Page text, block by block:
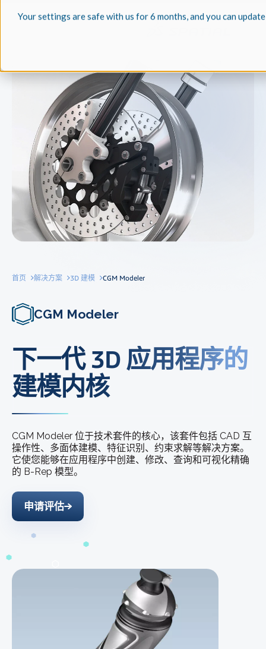
Your settings are safe with us for 6 months, and you can
首页 解决方案 3D 建模 CGM Modeler
CGM Modeler
下一代 3D 应用程序的
建模内核
CGM Modeler 位于技术套件的核心，该套件包括 CAD 互
操作性、多面体建模、特征识别、约束求解等解决方案。
它使您能够在应用程序中创建、修改、查询和可视化精确
的 B-Rep 模型。
申请评估